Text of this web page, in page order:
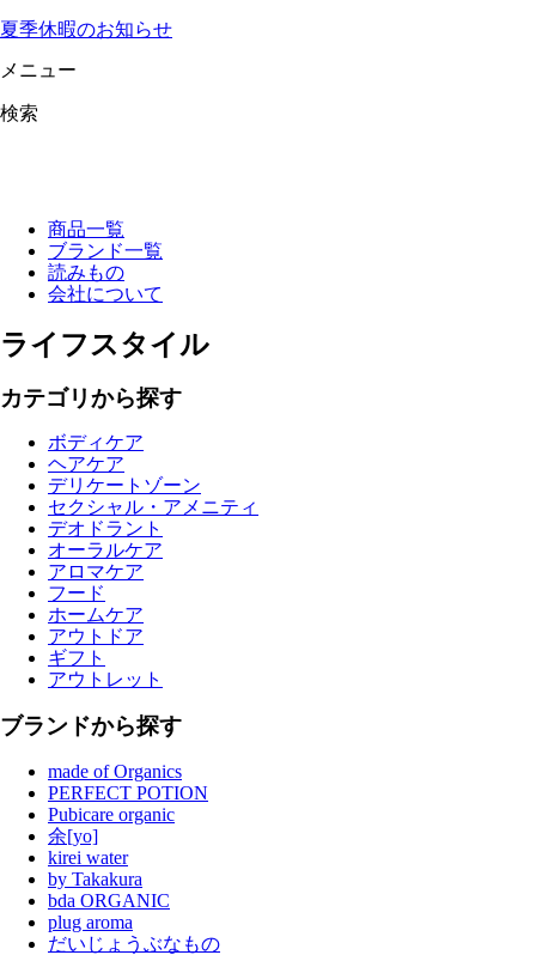
夏季休暇のお知らせ
メニュー
検索
商品一覧
ブランド一覧
読みもの
会社について
ライフスタイル
カテゴリから探す
ボディケア
ヘアケア
デリケートゾーン
セクシャル・アメニティ
デオドラント
オーラルケア
アロマケア
フード
ホームケア
アウトドア
ギフト
アウトレット
ブランドから探す
made of Organics
PERFECT POTION
Pubicare organic
余[yo]
kirei water
by Takakura
bda ORGANIC
plug aroma
だいじょうぶなもの